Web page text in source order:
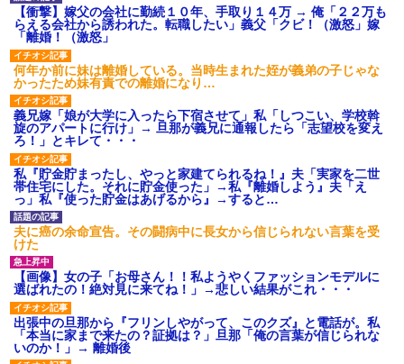
【衝撃】嫁父の会社に勤続１０年、手取り１４万 → 俺「２２万も
らえる会社から誘われた。転職したい」義父「クビ！（激怒」嫁
「離婚！（激怒」
何年か前に妹は離婚している。当時生まれた姪が義弟の子じゃな
かったため妹有責での離婚になり…
義兄嫁「娘が大学に入ったら下宿させて」私「しつこい、学校斡
旋のアパートに行け」→ 旦那が義兄に通報したら「志望校を変え
ろ！」とキレて・・・
私『貯金貯まったし、やっと家建てられるね！』夫「実家を二世
帯住宅にした。それに貯金使った」→私『離婚しよう』夫「え
っ」私『使った貯金はあげるから』→すると…
夫に癌の余命宣告。その闘病中に長女から信じられない言葉を受
けた
【画像】女の子「お母さん！！私ようやくファッションモデルに
選ばれたの！絶対見に来てね！」→悲しい結果がこれ・・・
出張中の旦那から『フリンしやがって、このクズ』と電話が。私
「本当に家まで来たの？証拠は？」旦那「俺の言葉が信じられな
いのか！」→ 離婚後